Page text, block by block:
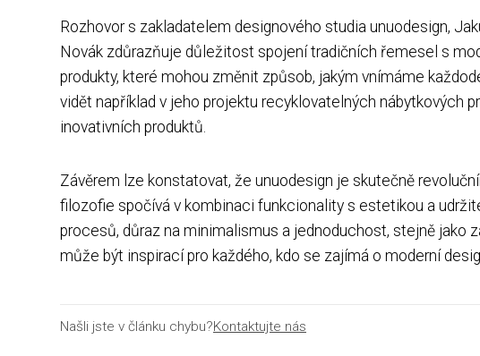
Rozhovor s zakladatelem designového studia unuodesign,
Novák zdůrazňuje důležitost spojení tradičních řemesel s
produkty, které mohou změnit způsob, jakým vnímáme
vidět například v jeho projektu recyklovatelných nábytkových
inovativních produktů.
Závěrem lze konstatovat, že unuodesign je skutečně
filozofie spočívá v kombinaci funkcionality s estetikou a
procesů, důraz na minimalismus a jednoduchost, stejně jako
může být inspirací pro každého, kdo se zajímá o moderní
Našli jste v článku chybu?Kontaktujte nás